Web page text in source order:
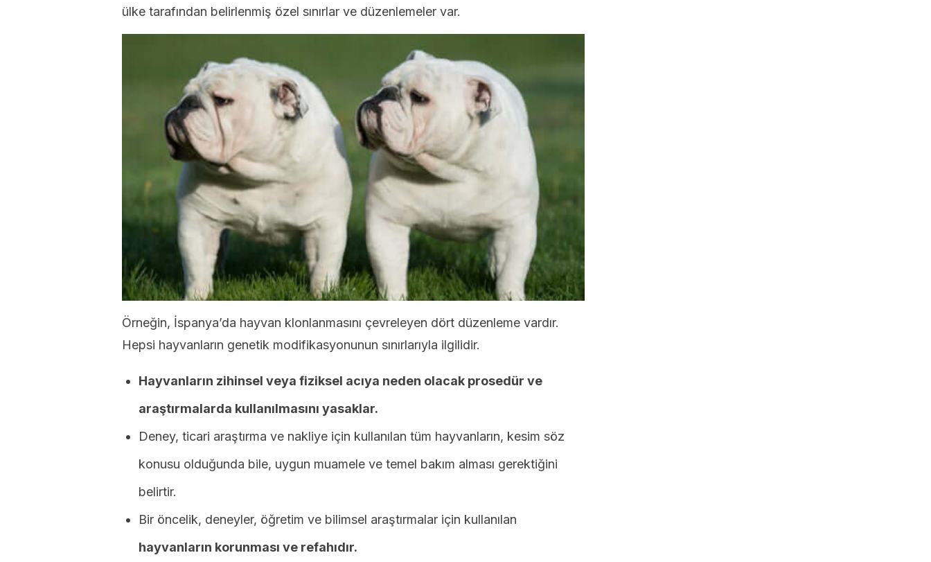
ülke tarafından belirlenmiş özel sınırlar ve düzenlemeler var.
Örneğin, İspanya’da hayvan klonlanmasını çevreleyen dört düzenleme vardır.
Hepsi hayvanların genetik modifikasyonunun sınırlarıyla ilgilidir.
Hayvanların zihinsel veya fiziksel acıya neden olacak prosedür ve
araştırmalarda kullanılmasını yasaklar.
Deney, ticari araştırma ve nakliye için kullanılan tüm hayvanların, kesim söz
konusu olduğunda bile, uygun muamele ve temel bakım alması gerektiğini
belirtir.
Bir öncelik, deneyler, öğretim ve bilimsel araştırmalar için kullanılan
hayvanların korunması ve refahıdır.